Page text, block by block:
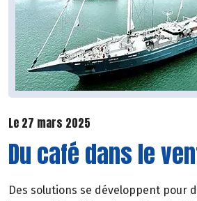
Le 27 mars 2025
Du café dans le
Des solutions se développent pour